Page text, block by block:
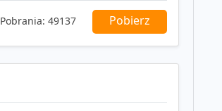
Pobrania: 49137 Pobierz